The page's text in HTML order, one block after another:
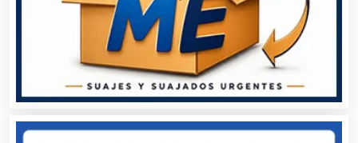
Asociaciones Civiles
Asociaciones Empresariales